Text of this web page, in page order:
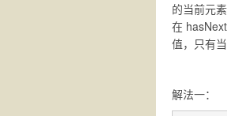
的当前元
在
值，只有
解法一：